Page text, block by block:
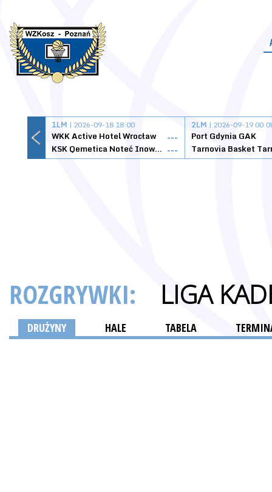
1LM | 2026-09-18 18:00
WKK Active Hotel Wrocław
---
KSK Qemetica Noteć Inowrocław ---
2LM | 2026-09-19
Port Gdynia GAK
ROZGRYWKI: LIGA
DRUŻYNY HALE TABELA